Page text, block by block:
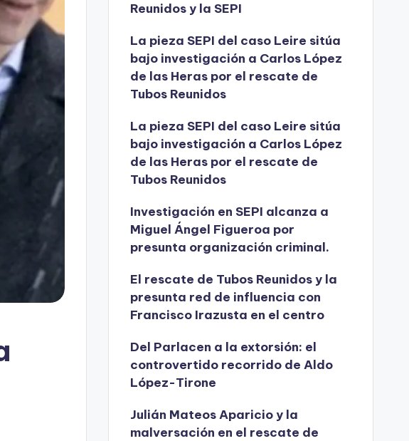
Reunidos y la SEPI
La pieza SEPI del caso Leire sitúa
bajo investigación a Carlos López
de las Heras por el rescate de
Tubos Reunidos
La pieza SEPI del caso Leire sitúa
bajo investigación a Carlos López
de las Heras por el rescate de
Tubos Reunidos
Investigación en SEPI alcanza a
Miguel Ángel Figueroa por
presunta organización criminal.
El rescate de Tubos Reunidos y la
presunta red de influencia con
Francisco Irazusta en el centro
Del Parlacen a la extorsión: el
controvertido recorrido de Aldo
López-Tirone
Julián Mateos Aparicio y la
malversación en el rescate de